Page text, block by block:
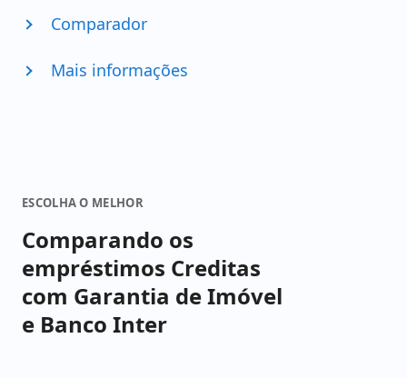
Comparador
Mais informações
ESCOLHA O MELHOR
Comparando os
empréstimos Creditas
com Garantia de Imóvel
e Banco Inter